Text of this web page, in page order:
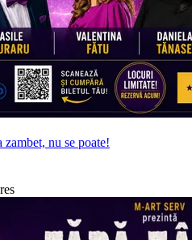
nu se poate!